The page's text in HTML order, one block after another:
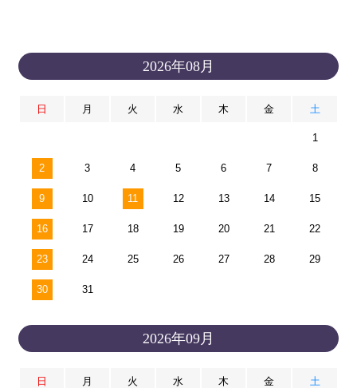
2026年08月
日 月 火 水 木 金 土
1
2 3 4 5 6 7 8
9 10 11 12 13 14 15
16 17 18 19 20 21 22
23 24 25 26 27 28 29
30 31
2026年09月
日 月 火 水 木 金 土